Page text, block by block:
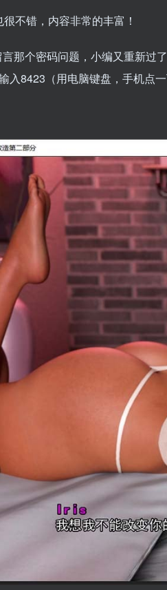
不错，内容非常的丰富！
那个密码问题，小编又重新过
入8423（用电脑键盘，手机点